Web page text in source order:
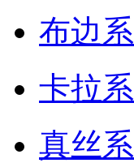
布边
卡拉
真丝